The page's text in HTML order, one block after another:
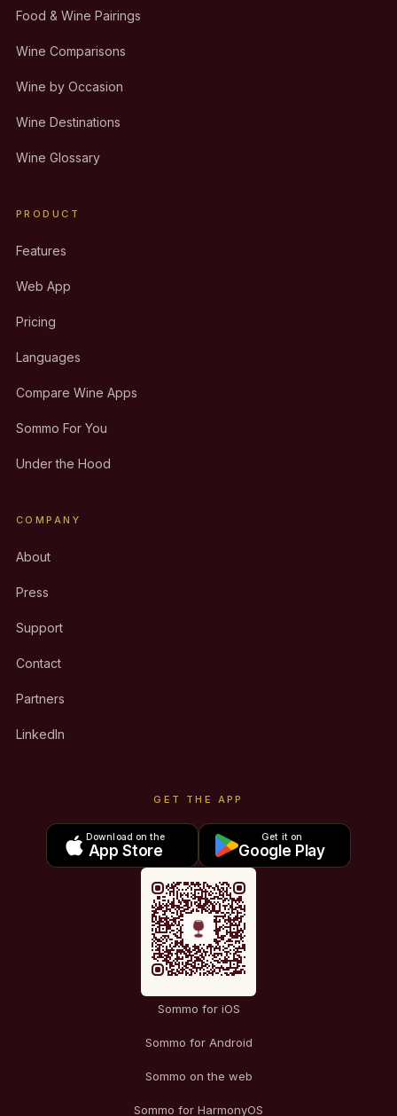
Food & Wine Pairings
Wine Comparisons
Wine by Occasion
Wine Destinations
Wine Glossary
PRODUCT
Features
Web App
Pricing
Languages
Compare Wine Apps
Sommo For You
Under the Hood
COMPANY
About
Press
Support
Contact
Partners
LinkedIn
GET THE APP
Download on the
App Store
Get it on
Google Play
Sommo for iOS
Sommo for Android
Sommo on the web
Sommo for HarmonyOS